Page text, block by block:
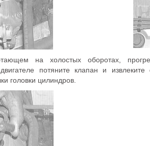
на холостых оборотах,
потяните клапан и
головки цилиндров.